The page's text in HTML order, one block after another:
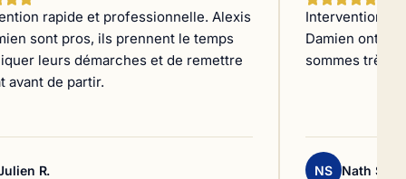
rapide et professionnelle. Alexis
sont pros, ils prennent le temps
leurs démarches et de remettre
avant de partir.
R.
Intervention
Damien ont
sommes très
NS Nath Sam